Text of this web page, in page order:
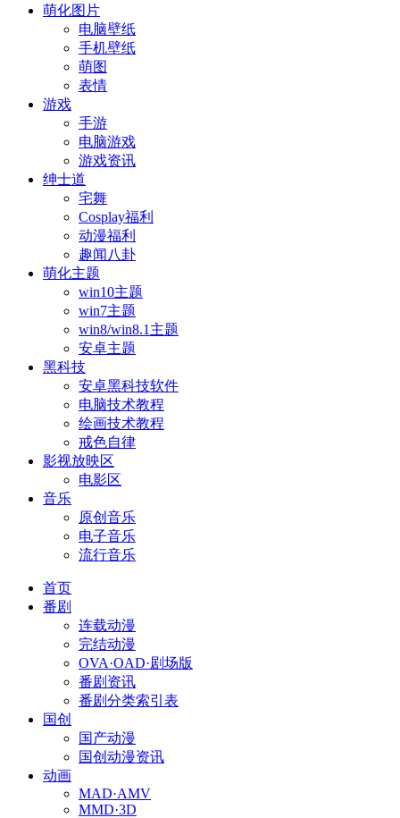
萌化图片
电脑壁纸
手机壁纸
萌图
表情
游戏
手游
电脑游戏
游戏资讯
绅士道
宅舞
Cosplay福利
动漫福利
趣闻八卦
萌化主题
win10主题
win7主题
win8/win8.1主题
安卓主题
黑科技
安卓黑科技软件
电脑技术教程
绘画技术教程
戒色自律
影视放映区
电影区
音乐
原创音乐
电子音乐
流行音乐
首页
番剧
连载动漫
完结动漫
OVA·OAD·剧场版
番剧资讯
番剧分类索引表
国创
国产动漫
国创动漫资讯
动画
MAD·AMV
MMD·3D